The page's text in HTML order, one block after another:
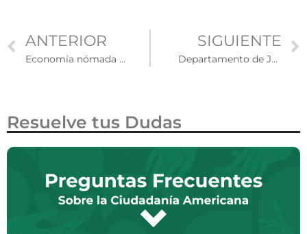
ANTERIOR
Economía nómada y trabajos remotos para trabajar en Estados Unidos desde tu país
SIGUIENTE
Departamento de Justicia demanda a Minnesota por permitir matrícula estatal a indocumentados
Resuelve tus Dudas